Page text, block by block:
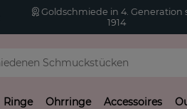
Goldschmiede in 4. Generation
1914
Ringe Ohrringe Accessoires